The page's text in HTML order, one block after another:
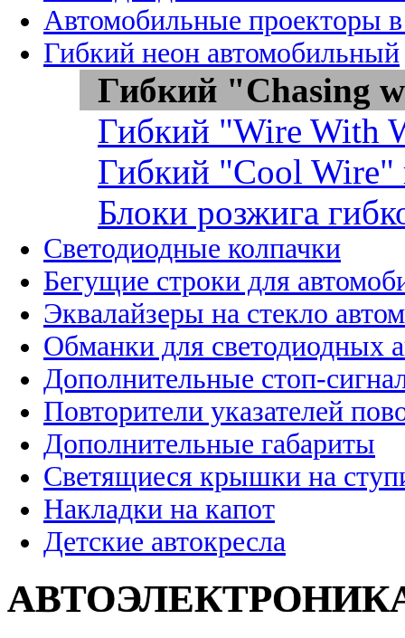
Автомобильные проекторы
Гибкий неон автомобильный
Гибкий "Chasing
Гибкий "Wire With
Гибкий "Cool Wire"
Блоки розжига
Светодиодные колпачки
Бегущие строки для
Эквалайзеры на стекло
Обманки для светодиодных
Дополнительные стоп-
Повторители указателей
Дополнительные габариты
Светящиеся крышки на
Накладки на капот
Детские автокресла